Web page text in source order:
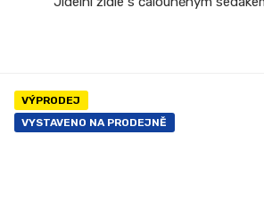
VÝPRODEJ
VYSTAVENO NA PRODEJNĚ